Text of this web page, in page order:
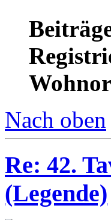
Nach oben
Re: 42.
(Legende)